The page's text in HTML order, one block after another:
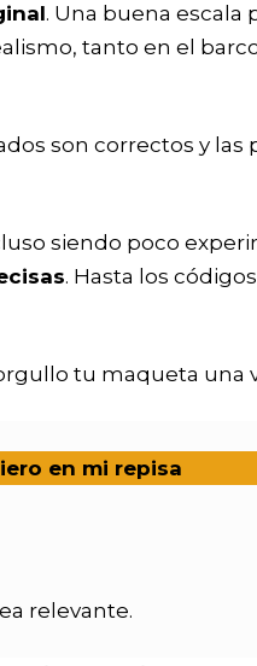
. Una buena escala
tanto en el
son correctos y las
siendo poco
. Hasta los
tu maqueta una
en mi repisa
relevante.